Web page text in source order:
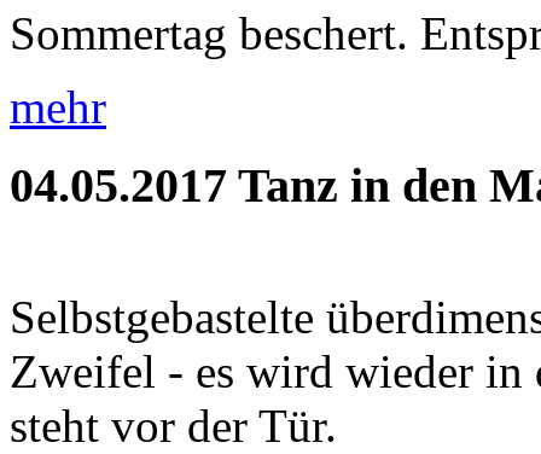
Sommertag beschert.
mehr
04.05.2017 Tanz in den
Selbstgebastelte
Zweifel - es wird wieder in
steht vor der Tür.